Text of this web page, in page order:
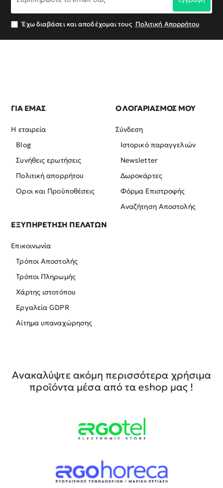
σας
Έχω διαβάσει και αποδέχομαι τους Πολιτική Απορρήτου
ΓΙΑ ΕΜΑΣ
Η εταιρεία
Blog
Συνήθεις ερωτήσεις
Πολιτική απορρήτου
Όροι και Προϋποθέσεις
Ο ΛΟΓΑΡΙΑΣΜΟΣ ΜΟΥ
Σύνδεση
Ιστορικό παραγγελιών
Newsletter
Δωροκάρτες
Φόρμα Επιστροφής
Αναζήτηση Αποστολής
ΕΞΥΠΗΡΕΤΗΣΗ ΠΕΛΑΤΩΝ
Επικοινωνία
Τρόποι Αποστολής
Τρόποι Πληρωμής
Χάρτης ιστοτόπου
Εργαλεία GDPR
Αίτημα υπαναχώρησης
Ανακαλύψτε ακόμη περισσότερα χρήσιμα
προϊόντα μέσα από τα eshop μας !